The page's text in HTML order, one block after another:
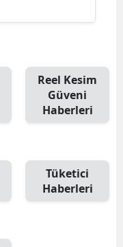
Reel Kesim
Güveni
Haberleri
Tüketici
Haberleri